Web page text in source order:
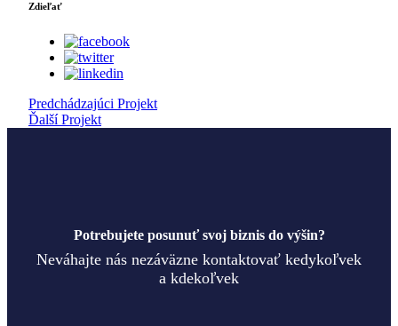
Zdieľať
Predchádzajúci Projekt
Ďalší Projekt
Potrebujete posunuť svoj biznis do výšin?
Neváhajte nás nezáväzne kontaktovať kedykoľvek
a kdekoľvek